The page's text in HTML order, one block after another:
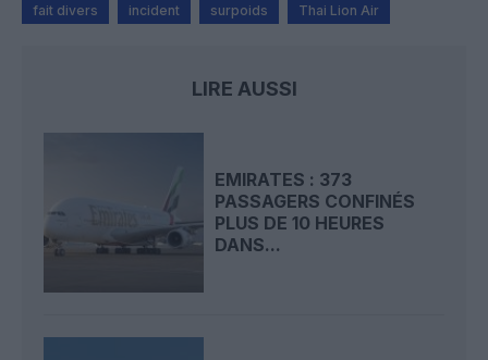
fait divers incident surpoids Thai Lion Air
LIRE AUSSI
EMIRATES : 373
PASSAGERS CONFINÉS
PLUS DE 10 HEURES
DANS...